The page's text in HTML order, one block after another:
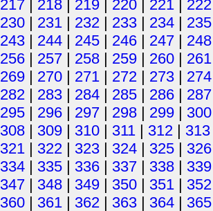
217 | 218 | 219 | 220 | 221 | 222
230 | 231 | 232 | 233 | 234 | 235
243 | 244 | 245 | 246 | 247 | 248
256 | 257 | 258 | 259 | 260 | 261
269 | 270 | 271 | 272 | 273 | 274
282 | 283 | 284 | 285 | 286 | 287
295 | 296 | 297 | 298 | 299 | 300
308 | 309 | 310 | 311 | 312 | 313
321 | 322 | 323 | 324 | 325 | 326
334 | 335 | 336 | 337 | 338 | 339
347 | 348 | 349 | 350 | 351 | 352
360 | 361 | 362 | 363 | 364 | 365